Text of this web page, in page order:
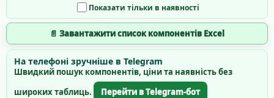
Показати тільки в наявності
📄 Завантажити список компонентів Excel
На телефоні зручніше в Telegram
Швидкий пошук компонентів, ціни та наявність без
широких таблиць.
Перейти в Telegram-бот